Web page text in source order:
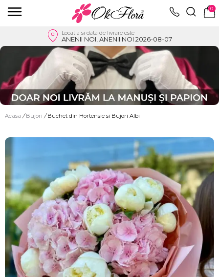
0
Locatia si data de livrare este
ANENII NOI, ANENII NOI 2026-08-07
Acasa / Bujori / Buchet din Hortensie si Bujori Albi